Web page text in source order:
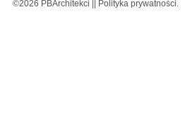
©2026 PBArchitekci || Polityka prywatności.